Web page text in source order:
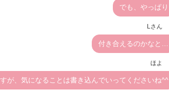
でも、やっぱり
Lさん
付き合えるのかなと…
ほよ
が、気になることは書き込んでいってくださいね^^